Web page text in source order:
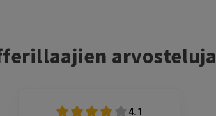
arvosteluja
4.1